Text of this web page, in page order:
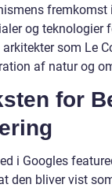
og teknologier
som Le
af natur og
for
i Googles
den bliver vist